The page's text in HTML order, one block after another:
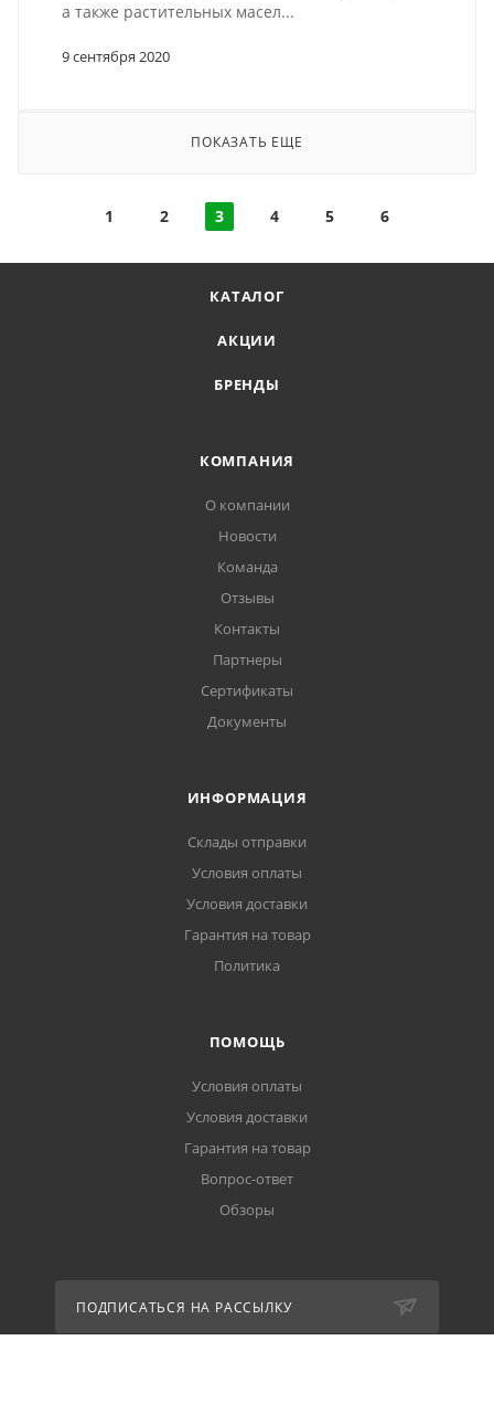
9 сентября 2020
а также растительных масел...
ПОКАЗАТЬ ЕЩЕ
1 2 3 4 5 6
КАТАЛОГ
АКЦИИ
БРЕНДЫ
КОМПАНИЯ
О компании
Новости
Команда
Отзывы
Контакты
Партнеры
Сертификаты
Документы
ИНФОРМАЦИЯ
Склады отправки
Условия оплаты
Условия доставки
Гарантия на товар
Политика
ПОМОЩЬ
Условия оплаты
Условия доставки
Гарантия на товар
Вопрос-ответ
Обзоры
ПОДПИСАТЬСЯ НА РАССЫЛКУ